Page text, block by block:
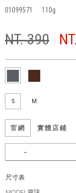
01099571 110
NT. 390
S M
官網 實體店鋪
尺寸表